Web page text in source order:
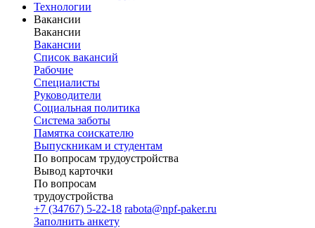
Технологии
Вакансии
Вакансии
Вакансии
Список вакансий
Рабочие
Специалисты
Руководители
Cоциальная политика
Система заботы
Памятка соискателю
Выпускникам и студентам
По вопросам трудоустройства
Вывод карточки
По вопросам
трудоустройства
+7 (34767) 5-22-18 rabota@npf-paker.ru
Заполнить анкету